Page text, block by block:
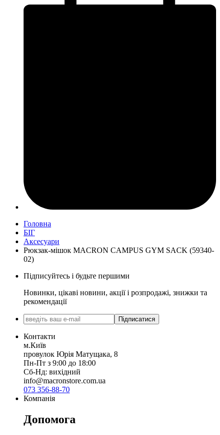
Головна
БІГ
Аксесуари
Рюкзак-мішок MACRON CAMPUS GYM SACK (59340-
02)
Підписуйтесь і будьте першими
Новинки, цікаві новини, акції і розпродажі, знижки та
рекомендації
Підписатися
Контакти
м.Київ
провулок Юрія Матущака, 8
Пн-Пт з 9:00 до 18:00
Сб-Нд: вихідний
info@macronstore.com.ua
073 356-88-70
Компанія
Допомога